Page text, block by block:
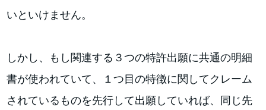
いといけません。
しかし、もし関連する３つの特許出願に共通の明細
書が使われていて、１つ目の特徴に関してクレーム
されているものを先行して出願していれば、同じ先